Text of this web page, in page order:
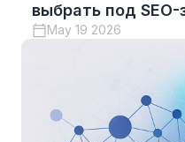
выбрать под
May 19 2026